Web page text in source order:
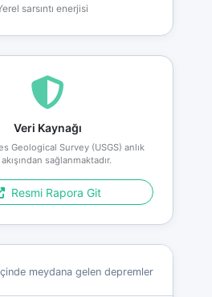
sarsıntı enerjisi
Veri Kaynağı
Geological Survey (USGS) anlık
sağlanmaktadır.
Resmi Rapora Git
meydana gelen depremler